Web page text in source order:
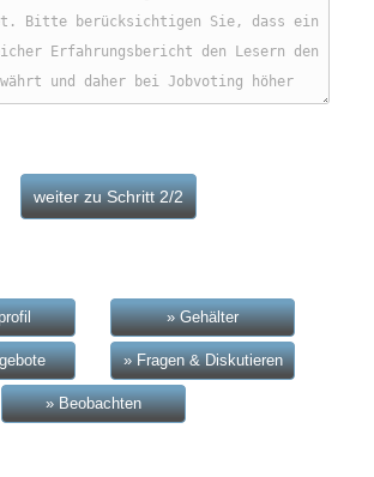
» Gehälter
» Fragen & Diskutieren
» Beobachten